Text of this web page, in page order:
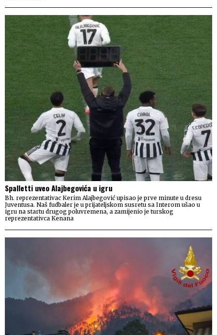
Spalletti uveo Alajbegovića u igru
Bh. reprezentativac Kerim Alajbegović upisao je prve minute u dresu
Juventusa. Naš fudbaler je u prijateljskom susretu sa Interom ušao u
igru na startu drugog poluvremena, a zamijenio je turskog
reprezentativca Kenana